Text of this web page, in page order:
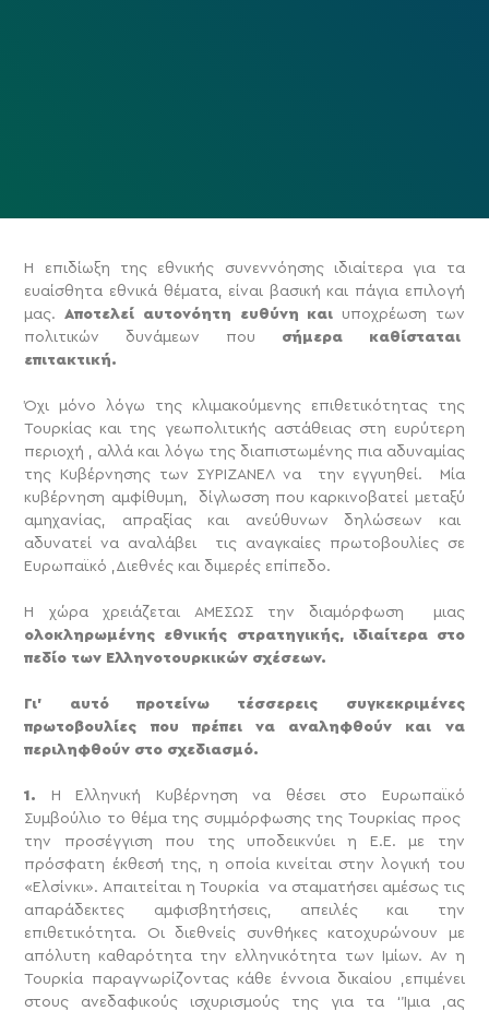
Η επιδίωξη της εθνικής συνεννόησης ιδιαίτερα για τα
ευαίσθητα εθνικά θέματα, είναι βασική και πάγια επιλογή
μας.Αποτελεί αυτονόητη ευθύνη και υποχρέωση των
πολιτικών δυνάμεων που σήμερα καθίσταται
επιτακτική.
Όχι μόνο λόγω της κλιμακούμενης επιθετικότητας της
Τουρκίας και της γεωπολιτικής αστάθειας στη ευρύτερη
περιοχή , αλλά και λόγω της διαπιστωμένης πια αδυναμίας
της Κυβέρνησης των ΣΥΡΙΖΑΝΕΛ να την εγγυηθεί. Μία
κυβέρνηση αμφίθυμη, δίγλωσση που καρκινοβατεί μεταξύ
αμηχανίας, απραξίας και ανεύθυνων δηλώσεων και
αδυνατεί να αναλάβει τις αναγκαίες πρωτοβουλίες σε
Ευρωπαϊκό ,Διεθνές και διμερές επίπεδο.
Η χώρα χρειάζεται ΑΜΕΣΩΣ την διαμόρφωση μιας
ολοκληρωμένης εθνικής στρατηγικής, ιδιαίτερα στο
πεδίο των Ελληνοτουρκικών σχέσεων.
Γι’ αυτό προτείνω τέσσερεις συγκεκριμένες
πρωτοβουλίες που πρέπει να αναληφθούν και να
περιληφθούν στο σχεδιασμό.
1. Η Ελληνική Κυβέρνηση να θέσει στο Ευρωπαϊκό
Συμβούλιο το θέμα της συμμόρφωσης της Τουρκίας προς
την προσέγγιση που της υποδεικνύει η Ε.Ε. με την
πρόσφατη έκθεσή της, η οποία κινείται στην λογική του
«Ελσίνκι». Απαιτείται η Τουρκία να σταματήσει αμέσως τις
απαράδεκτες αμφισβητήσεις, απειλές και την
επιθετικότητα. Οι διεθνείς συνθήκες κατοχυρώνουν με
απόλυτη καθαρότητα την ελληνικότητα των Ιμίων. Αν η
Τουρκία παραγνωρίζοντας κάθε έννοια δικαίου ,επιμένει
στους ανεδαφικούς ισχυρισμούς της για τα ‘Ίμια ,ας